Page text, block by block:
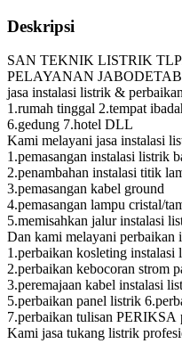
Deskripsi
SAN TEKNIK LISTRIK
PELAYANAN
jasa instalasi listrik &
1.rumah tinggal 2.tempat
6.gedung 7.hotel DLL
Kami melayani jasa instalasi
1.pemasangan instalasi listrik
2.penambahan instalasi titik
3.pemasangan kabel ground
4.pemasangan lampu cristal/
5.memisahkan jalur instalasi
Dan kami melayani perbaikan
1.perbaikan kosleting instalasi
2.perbaikan kebocoran strom
3.peremajaan kabel instalasi
5.perbaikan panel listrik
7.perbaikan tulisan
Kami jasa tukang listrik